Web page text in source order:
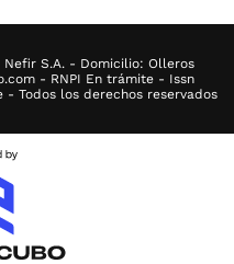
S.A. - Domicilio: Olleros
- RNPI En trámite - Issn
- Todos los derechos reservados